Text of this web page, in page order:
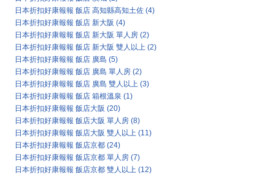
日本折扣好康報報 飯店 高知縣高知土佐 (4)
日本折扣好康報報 飯店 新大阪 (4)
日本折扣好康報報 飯店 新大阪 單人房 (2)
日本折扣好康報報 飯店 新大阪 雙人以上 (2)
日本折扣好康報報 飯店 廣島 (5)
日本折扣好康報報 飯店 廣島 單人房 (2)
日本折扣好康報報 飯店 廣島 雙人以上 (3)
日本折扣好康報報 飯店 箱根溫泉 (1)
日本折扣好康報報 飯店大阪 (20)
日本折扣好康報報 飯店大阪 單人房 (8)
日本折扣好康報報 飯店大阪 雙人以上 (11)
日本折扣好康報報 飯店京都 (24)
日本折扣好康報報 飯店京都 單人房 (7)
日本折扣好康報報 飯店京都 雙人以上 (12)